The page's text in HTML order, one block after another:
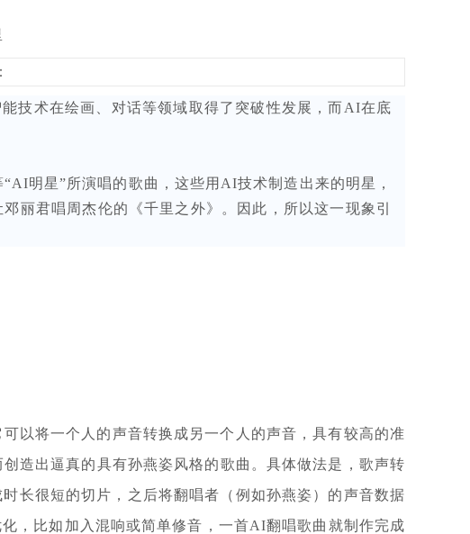
技术在绘画、对话等领域取得了突破性发展，而AI在底
明星”所演唱的歌曲，这些用AI技术制造出来的明星，
丽君唱周杰伦的《千里之外》。因此，所以这一现象引
以将一个人的声音转换成另一个人的声音，具有较高的准
造出逼真的具有孙燕姿风格的歌曲。具体做法是，歌声转
长很短的切片，之后将翻唱者（例如孙燕姿）的声音数据
，比如加入混响或简单修音，一首AI翻唱歌曲就制作完成